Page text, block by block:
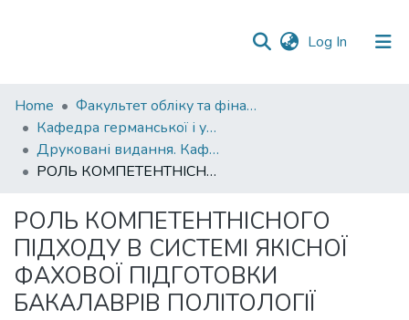
Log In (current)
Communities
&
Collections
All of DSpace
Statistics
Home
Факультет обліку та фінансів
Кафедра германської і української філології
Друковані видання. Кафедра германської і української філології
РОЛЬ КОМПЕТЕНТНІСНОГО ПІДХОДУ В СИСТЕМІ ЯКІСНОЇ ФАХОВОЇ ПІДГОТОВКИ БАКАЛАВРІВ ПОЛІТОЛОГІЇ
РОЛЬ КОМПЕТЕНТНІСНОГО
ПІДХОДУ В СИСТЕМІ ЯКІСНОЇ
ФАХОВОЇ ПІДГОТОВКИ
БАКАЛАВРІВ ПОЛІТОЛОГІЇ